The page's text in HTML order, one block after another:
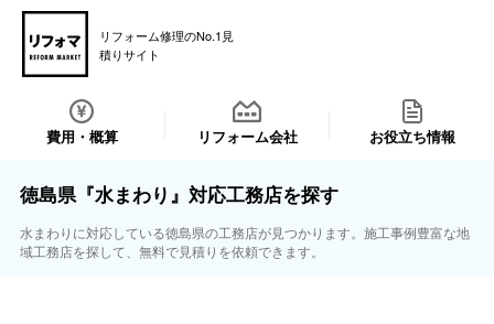
リフォーム修理のNo.1見
積りサイト
費用・概算 リフォーム会社 お役立ち情報
徳島県『水まわり』対応工務店を探す
水まわりに対応している徳島県の工務店が見つかります。施工事例豊富な地
域工務店を探して、無料で見積りを依頼できます。